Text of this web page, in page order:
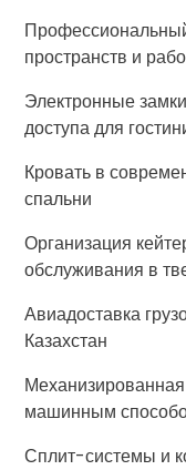
пространств и
Электронные
доступа для
Кровать в
спальни
Организация
обслуживания в
Авиадоставка
Казахстан
машинным
Сплит-системы и